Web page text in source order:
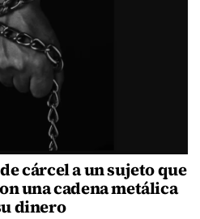
cárcel a un sujeto que
una cadena metálica
dinero